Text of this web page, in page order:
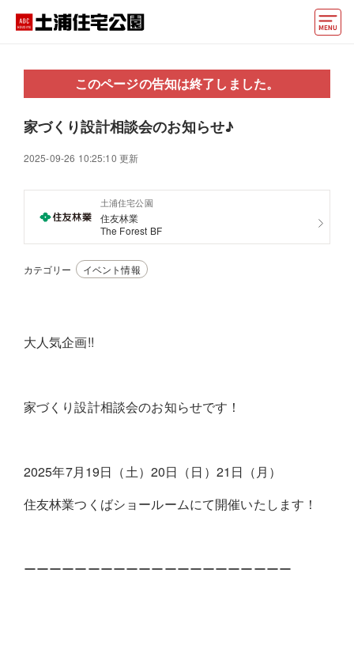
住宅会社・ハウスメーカー
イベント情報・プレゼント
アクセス
好みからモデルハウスを探す
住まいづくりお役立ち情報
他の展示場
このページの告知は終了しました。
家づくり設計相談会のお知らせ♪
2025-09-26 10:25:10 更新
土浦住宅公園
住友林業
The Forest BF
カテゴリー イベント情報
大人気企画!!
家づくり設計相談会のお知らせです！
2025年7月19日（土）20日（日）21日（月）
住友林業つくばショールームにて開催いたします！
ーーーーーーーーーーーーーーーーーーーーー